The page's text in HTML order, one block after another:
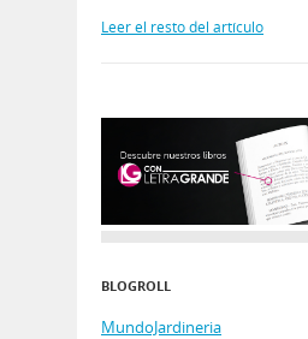
Leer el resto del artículo
BLOGROLL
MundoJardineria